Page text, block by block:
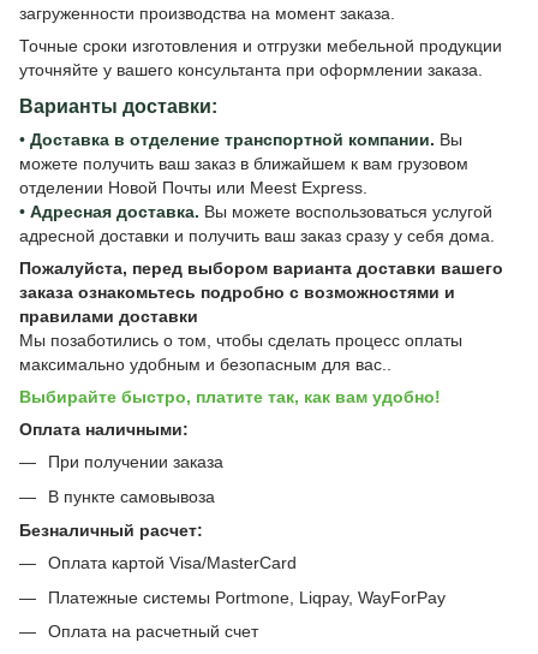
загруженности производства на момент заказа.
Точные сроки изготовления и отгрузки мебельной продукции
уточняйте у вашего консультанта при оформлении заказа.
Варианты доставки:
• Доставка в отделение транспортной компании. Вы
можете получить ваш заказ в ближайшем к вам грузовом
отделении Новой Почты или Meest Express.
• Адресная доставка. Вы можете воспользоваться услугой
адресной доставки и получить ваш заказ сразу у себя дома.
Пожалуйста, перед выбором варианта доставки вашего
заказа ознакомьтесь подробно с возможностями и
правилами доставки
Мы позаботились о том, чтобы сделать процесс оплаты
максимально удобным и безопасным для вас..
Выбирайте быстро, платите так, как вам удобно!
Оплата наличными:
При получении заказа
В пункте самовывоза
Безналичный расчет:
Оплата картой Visa/MasterCard
Платежные системы Portmone, Liqpay, WayForPay
Оплата на расчетный счет